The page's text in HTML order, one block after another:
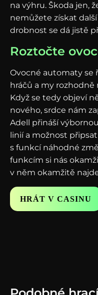
na výhru. Škoda jen,
nemůžete získat
drobnost se dá jistě
Roztočte
Ovocné automaty se
hráčů a my
Když se tedy objeví
nového, srdce nám
Adell přináší
linií a možnost
s funkcí náhodné
funkcím si nás
v něm okamžitě
HRÁT V CASINU